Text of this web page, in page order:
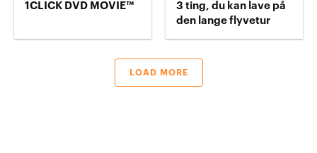
1CLICK DVD MOVIE™
3 ting, du kan lave på
den lange flyvetur
LOAD MORE